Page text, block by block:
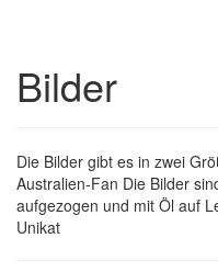
Bilder
Die Bilder gibt es in zwei
Australien-Fan Die Bilder
aufgezogen und mit Öl auf
Unikat